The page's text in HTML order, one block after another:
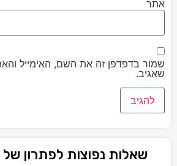
אתר
שמור בדפדפן זה את השם, האימייל
שאגיב.
שאלות נפוצות לפתרון